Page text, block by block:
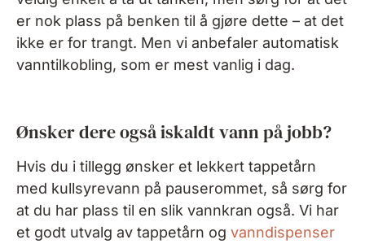
er nok plass på benken til å gjøre dette – at det
ikke er for trangt. Men vi anbefaler automatisk
vanntilkobling, som er mest vanlig i dag.
Ønsker dere også iskaldt vann på jobb?
Hvis du i tillegg ønsker et lekkert tappetårn
med kullsyrevann på pauserommet, så sørg for
at du har plass til en slik vannkran også. Vi har
et godt utvalg av tappetårn og vanndispenser